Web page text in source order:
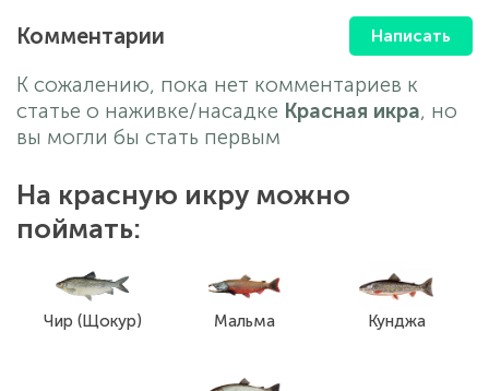
Комментарии Написать
К сожалению, пока нет комментариев к
статье о наживке/насадке Красная икра, но
вы могли бы стать первым
На красную икру можно
поймать:
Чир (Щокур) Мальма Кунджа